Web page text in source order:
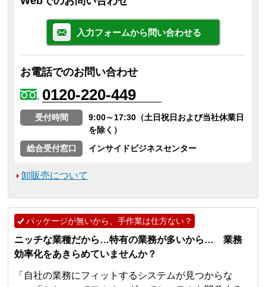
入力フォームから問い合わせる
お電話でのお問い合わせ
0120-220-449
受付時間
9:00～17:30（土日祝日および当社休業日
を除く）
総合受付窓口
インサイドビジネスセンター
卸販売について
パッケージが無いから、手作業は仕方ない？
ニッチな業種だから…特有の業務が多いから… 業務
効率化をあきらめていませんか？
「自社の業務にフィットするシステムが見つからな